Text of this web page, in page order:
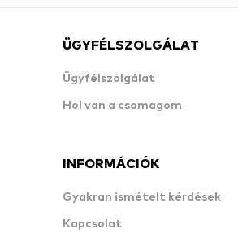
ÜGYFÉLSZOLGÁLAT
Ügyfélszolgálat
Hol van a csomagom
INFORMÁCIÓK
Gyakran ismételt kérdések
Kapcsolat